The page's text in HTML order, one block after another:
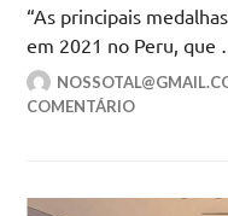
“As principais
em 2021 no Peru,
COMENTÁRIO